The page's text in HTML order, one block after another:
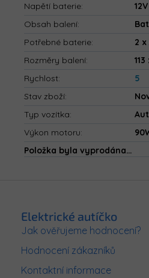
Napětí baterie:
12V
Obsah balení:
Potřebné baterie:
2 x
Rozměry balení:
Rychlost:
5
Stav zboží:
Typ vozítka:
Výkon motoru:
Položka byla vyprodána…
Elektrické autíčko
Jak ověřujeme hodnocení?
Hodnocení zákazníků
Kontaktní informace